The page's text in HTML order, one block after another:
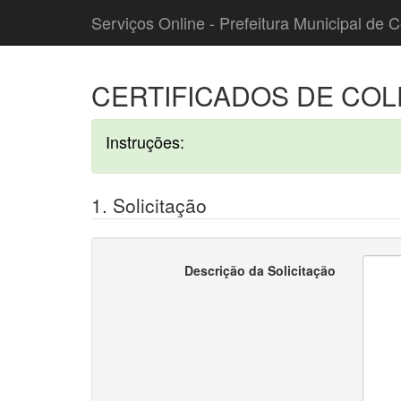
Serviços Online - Prefeitura Municipal de
CERTIFICADOS DE
Instruções:
1. Solicitação
Descrição da Solicitação